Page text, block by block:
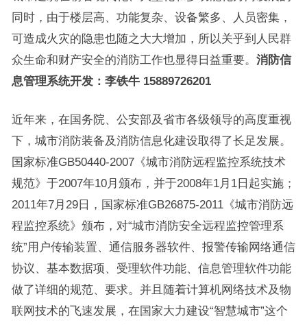
同时，由于楼层高、功能复杂、设备繁多、人员密集，
可造成火灾的隐患也随之大大增加，所以关乎到人民群
众生命和财产安全的消防工作也显得日益重要。 消防信
息管理系统开发：李铁牛 15889726201
近年来，在国务院、公安部及省市各级领导的高度重视
下，城市消防装备及消防信息化建设取得了长足发展。
国家标准GB50440-2007《城市消防远程监控系统技术
规范》于2007年10月颁布，并于2008年1月1日起实施；
2011年7月29日，国家标准GB26875-2011《城市消防远
程监控系统》颁布，对“城市消防安全远程监控管理系
统”用户传输装置、通信服务器软件、报警传输网络通信
协议、基本数据项、受理软件功能、信息管理软件功能
做了详细的规范、要求。并且随着计算机网络技术及物
联网技术的飞速发展，在国家大力建设“智慧城市”这个